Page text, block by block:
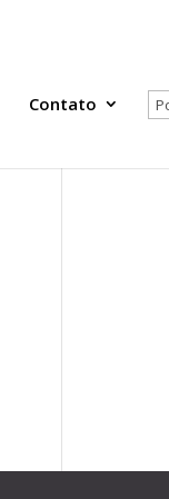
Contato